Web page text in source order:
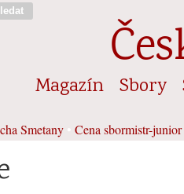
Magazín Sbory
Smetany Cena sbormistr-junior